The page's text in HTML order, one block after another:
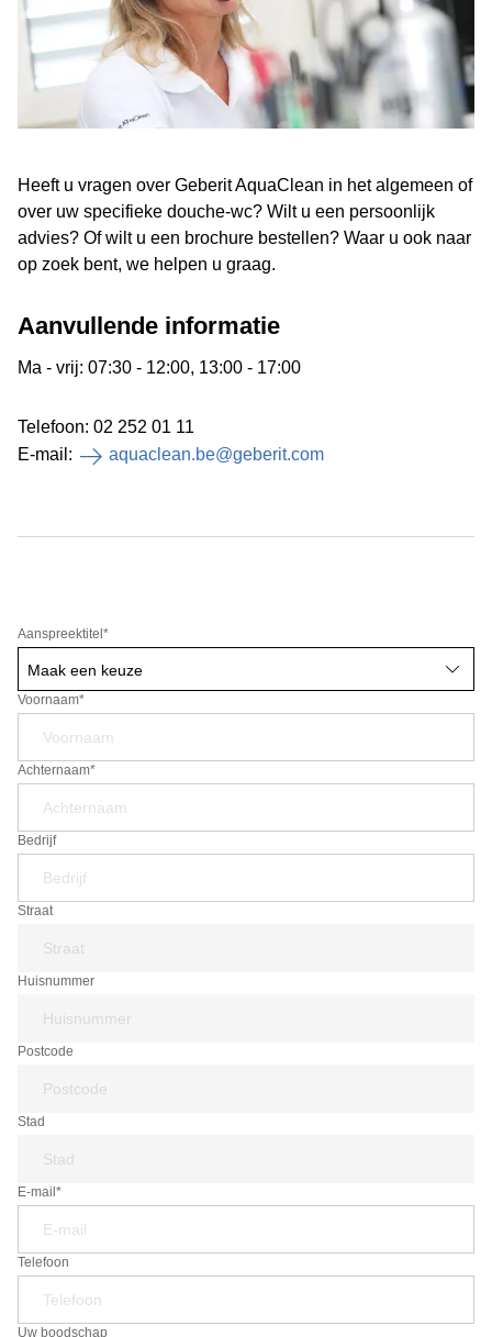
Heeft u vragen over Geberit AquaClean in het algemeen of
over uw specifieke douche-wc? Wilt u een persoonlijk
advies? Of wilt u een brochure bestellen? Waar u ook naar
op zoek bent, we helpen u graag.
Aanvullende informatie
Ma - vrij: 07:30 - 12:00, 13:00 - 17:00
Telefoon: 02 252 01 11
E-mail:
aquaclean.be@geberit.com
Aanspreektitel *
Voornaam*
Achternaam*
Bedrijf
Straat
Huisnummer
Postcode
Stad
E-mail*
Telefoon
Uw boodschap